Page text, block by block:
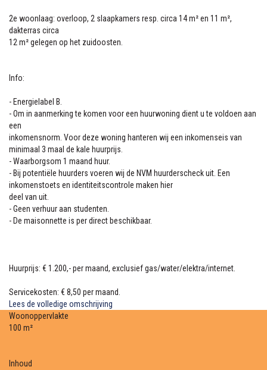
2e woonlaag: overloop, 2 slaapkamers resp. circa 14 m² en 11 m²,
dakterras circa
12 m² gelegen op het zuidoosten.
Info:
- Energielabel B.
- Om in aanmerking te komen voor een huurwoning dient u te voldoen aan
een
inkomensnorm. Voor deze woning hanteren wij een inkomenseis van
minimaal 3 maal de kale huurprijs.
- Waarborgsom 1 maand huur.
- Bij potentiële huurders voeren wij de NVM huurderscheck uit. Een
inkomenstoets en identiteitscontrole maken hier
deel van uit.
- Geen verhuur aan studenten.
- De maisonnette is per direct beschikbaar.
Huurprijs: € 1.200,- per maand, exclusief gas/water/elektra/internet.
Servicekosten: € 8,50 per maand.
Lees de volledige omschrijving
Woonoppervlakte
100 m²
Inhoud